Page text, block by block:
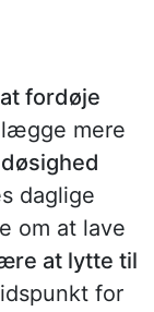
fordøje
mere
døsighed
daglige
om at lave
at lytte til
for